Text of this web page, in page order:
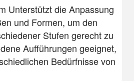
Unterstützt die Anpassung
und Formen, um den
Stufen gerecht zu
Aufführungen geeignet,
Bedürfnisse von